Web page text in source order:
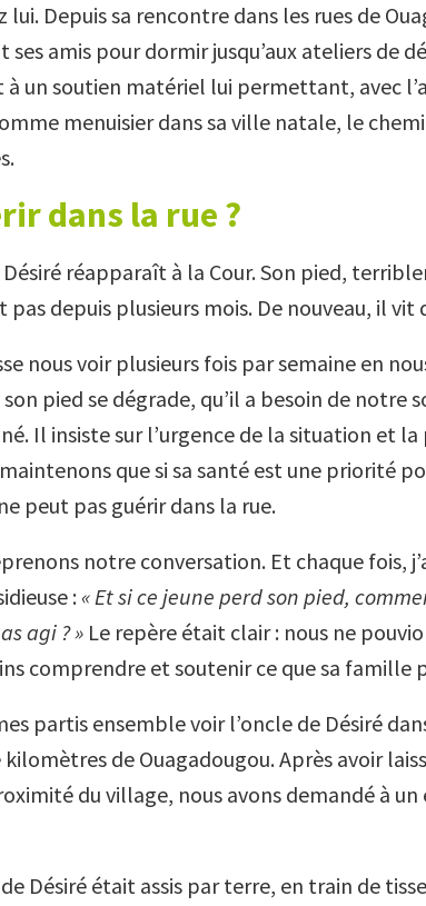
lui. Depuis sa rencontre dans les rues de
amis pour dormir jusqu’aux ateliers de
à un soutien matériel lui permettant, avec
menuisier dans sa ville natale, le
dans la rue ?
Désiré réapparaît à la Cour. Son pied,
pas depuis plusieurs mois. De nouveau, il vit
nous voir plusieurs fois par semaine en
pied se dégrade, qu’il a besoin de notre
Il insiste sur l’urgence de la situation et la
que si sa santé est une priorité
peut pas guérir dans la rue.
notre conversation. Et chaque fois,
: « Et si ce jeune perd son pied,
agi ? » Le repère était clair : nous ne
comprendre et soutenir ce que sa famille
partis ensemble voir l’oncle de Désiré
de Ouagadougou. Après avoir
du village, nous avons demandé à
Désiré était assis par terre, en train de